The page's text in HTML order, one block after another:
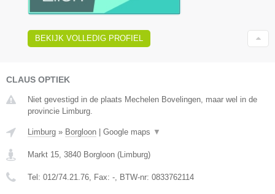
BEKIJK VOLLEDIG PROFIEL
CLAUS OPTIEK
Niet gevestigd in de plaats Mechelen Bovelingen, maar wel in de
provincie Limburg.
Limburg » Borgloon Google maps ▼
Markt 15 3840 Borgloon ( Limburg)
Tel: 012/74.21.76 , Fax: - , BTW-nr: 0833762114